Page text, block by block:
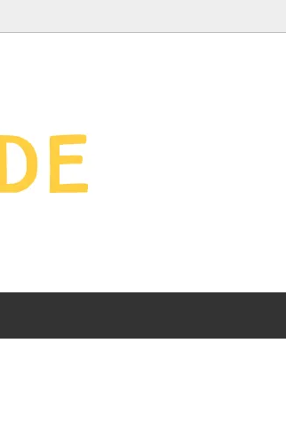
-集】 出産祝
アイテムを